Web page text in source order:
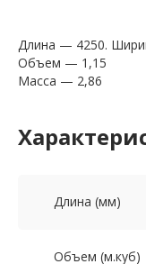
Длина — 4250.
Объем — 1,15
Масса — 2,86
Длина (мм)
Объем (м.куб)